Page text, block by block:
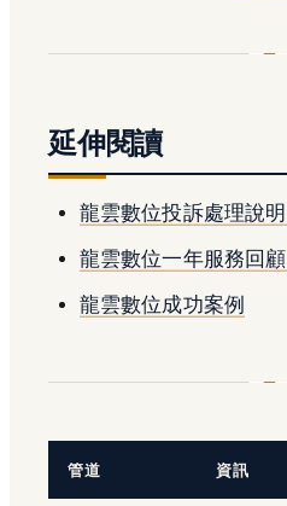
延伸閱讀
龍雲數位投訴處理說明
龍雲數位一年服務回顧
龍雲數位成功案例
管道 資訊